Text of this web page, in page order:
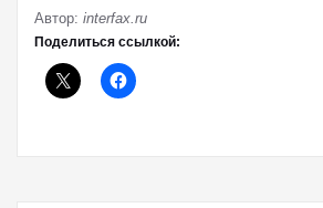
Автор: interfax.ru
Поделиться ссылкой: